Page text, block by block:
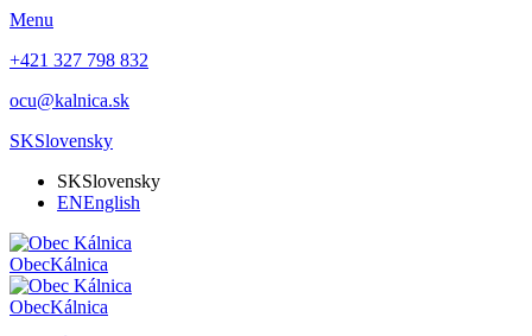
Menu
+421 327 798 832
ocu@kalnica.sk
SKSlovensky
SKSlovensky
ENEnglish
ObecKálnica
ObecKálnica